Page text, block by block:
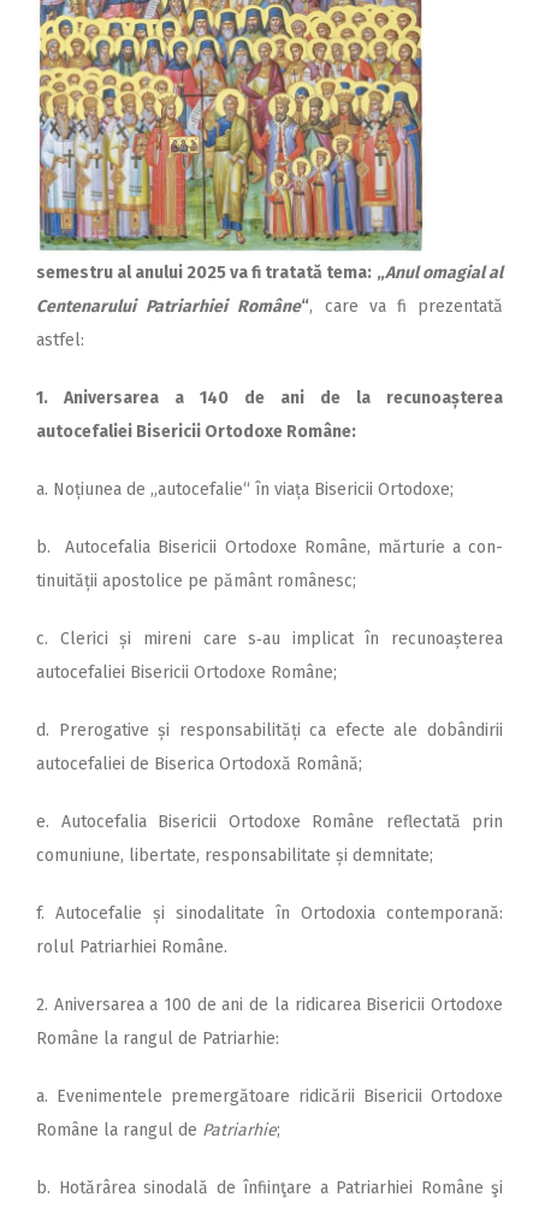
semestru al anului 2025 va fi tratată tema: „Anul omagial al
Centenarului Patriarhiei Române“, care va fi prezentată
astfel:
1. Aniversarea a 140 de ani de la recunoașterea
autocefaliei Bisericii Ortodoxe Române:
a. Noțiunea de „autocefalie“ în viața Bisericii Ortodoxe;
b. Autocefalia Bi­sericii Ortodoxe Ro­mâne, mărturie a con­
tinuității apostolice pe pământ românesc;
c. Clerici și mireni care s‑au implicat în recunoașterea
autocefaliei Bisericii Ortodoxe Române;
d. Prerogative și responsabilități ca efecte ale dobândirii
autocefaliei de Biserica Ortodoxă Română;
e. Autocefalia Bisericii Ortodoxe Române reflectată prin
comuniune, libertate, responsabilitate și demnitate;
f. Autocefalie și sinodalitate în Ortodoxia contemporană:
rolul Patriarhiei Române.
2. Aniversarea a 100 de ani de la ridicarea Bisericii Ortodoxe
Române la rangul de Patriarhie:
a. Evenimentele premergătoare ridicării Bisericii Ortodoxe
Române la rangul de Patriarhie;
b. Hotărârea sinodală de înfiinţare a Patriarhiei Române şi